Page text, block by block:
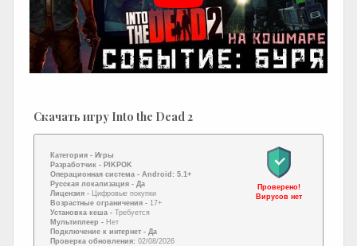
Скачать игру Into the Dead 2
Категория - Игры
Разработчик - PIKPOK
Операционная система - Android: 5.1+
Русская локализация - Да
Лицензия -
Цифровые покупки
Возрастные ограничения - 17+
Установка кеша - Требуется
Мультиплеер - Нет
Подключение к интернет - Да
Проверка обновления: 02/08/2026
Проверено!
Вирусов нет